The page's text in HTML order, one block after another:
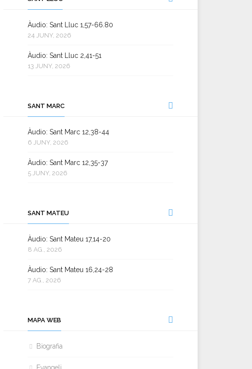
Àudio: Sant Lluc 1,57-66.80
24 JUNY, 2026
Àudio: Sant Lluc 2,41-51
13 JUNY, 2026
SANT MARC
Àudio: Sant Marc 12,38-44
6 JUNY, 2026
Àudio: Sant Marc 12,35-37
5 JUNY, 2026
SANT MATEU
Àudio: Sant Mateu 17,14-20
8 AG., 2026
Àudio: Sant Mateu 16,24-28
7 AG., 2026
MAPA WEB
Biografia